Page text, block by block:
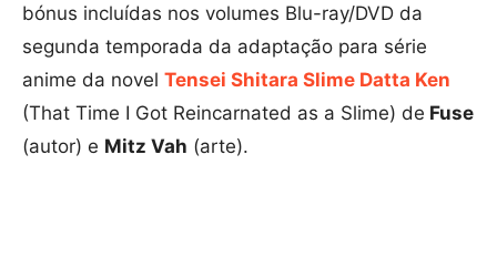
bónus incluídas nos volumes Blu-ray/DVD da
segunda temporada da adaptação para série
anime da novel Tensei Shitara Slime Datta Ken
(That Time I Got Reincarnated as a Slime) de Fuse
(autor) e Mitz Vah (arte).